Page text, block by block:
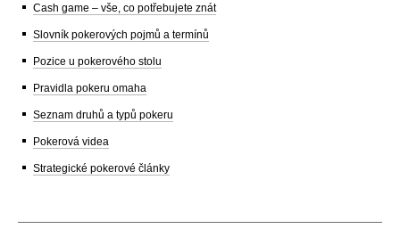
Cash game – vše, co potřebujete znát
Slovník pokerových pojmů a termínů
Pozice u pokerového stolu
Pravidla pokeru omaha
Seznam druhů a typů pokeru
Pokerová videa
Strategické pokerové články